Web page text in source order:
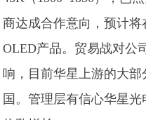
商达成合作意向，预计
OLED产品。贸易战对公
响，目前华星上游的大
国。管理层有信心华星